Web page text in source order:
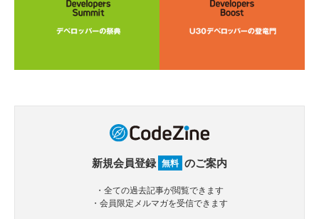
新規会員登録 無料 のご案内
・全ての過去記事が閲覧できます
・会員限定メルマガを受信できます